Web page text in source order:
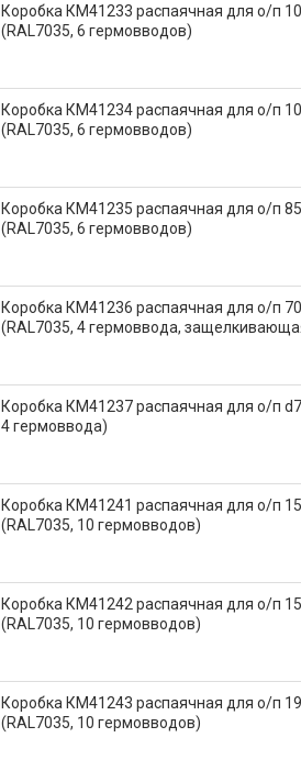
Коробка КМ41233 распаячная для о/п
(RAL7035, 6 гермовводов)
Коробка КМ41234 распаячная для о/п
(RAL7035, 6 гермовводов)
Коробка КМ41235 распаячная для о/п
(RAL7035, 6 гермовводов)
Коробка КМ41236 распаячная для о/п
(RAL7035, 4 гермоввода,
Коробка КМ41237 распаячная для о/п
4 гермоввода)
Коробка КМ41241 распаячная для о/п
(RAL7035, 10 гермовводов)
Коробка КМ41242 распаячная для о/п
(RAL7035, 10 гермовводов)
Коробка КМ41243 распаячная для о/п
(RAL7035, 10 гермовводов)